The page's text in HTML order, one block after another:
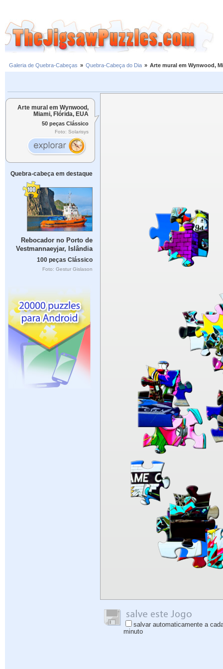
Galeria de Quebra-Cabeças » Quebra-Cabeça do Dia » Arte mural em Wynwood,
Arte mural em Wynwood,
Miami, Flórida, EUA
50 peças Clássico
Foto: Solarisys
Quebra-cabeça em destaque
Rebocador no Porto de
Vestmannaeyjar, Islândia
100 peças Clássico
Foto: Gestur Gislason
salvar automaticamente a
minuto